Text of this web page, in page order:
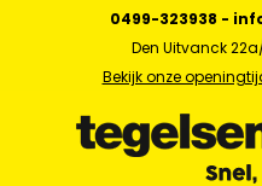
0499-323938 -
Den Uitvanck
Bekijk onze